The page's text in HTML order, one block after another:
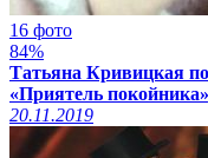
16 фото
84%
Татьяна Кривицкая
«Приятель
20.11.2019